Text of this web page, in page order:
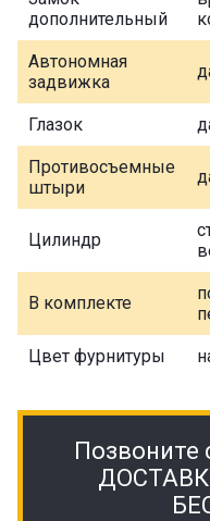
дополнительный
Автономная
задвижка
Глазок
Противосъемные
штыри
Цилиндр
В комплекте
Цвет фурнитуры
Позвоните